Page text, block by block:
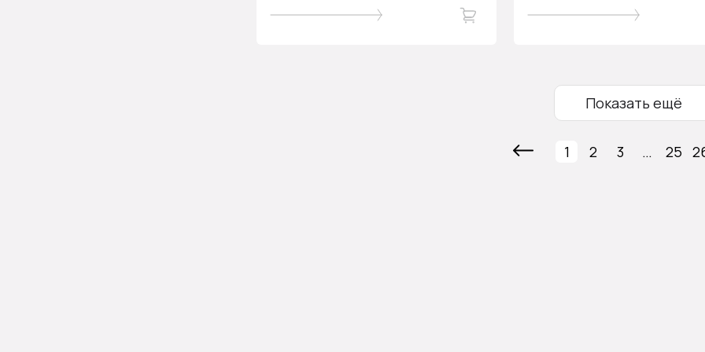
Показать ещё
1 2 3 … 25